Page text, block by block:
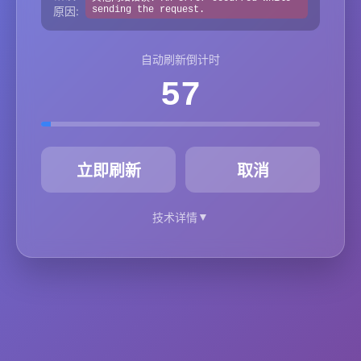
原因:
sending the request.
自动刷新倒计时
57
立即刷新 取消
技术详情▼